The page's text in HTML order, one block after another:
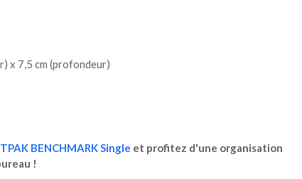
x 7,5 cm (profondeur)
BENCHMARK Single et profitez d'une organisation
!